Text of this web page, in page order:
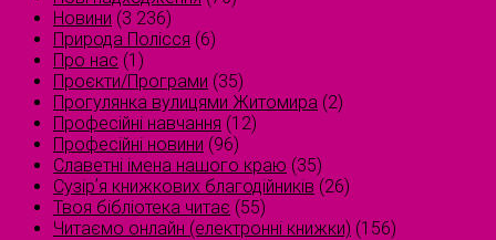
Новини (3 236)
Природа Полісся (6)
Про нас (1)
Проєкти/Програми (35)
Прогулянка вулицями Житомира (2)
Професійні навчання (12)
Професійні новини (96)
Славетні імена нашого краю (35)
Сузірʼя книжкових благодійників (26)
Твоя бібліотека читає (55)
Читаємо онлайн (електронні книжки) (156)